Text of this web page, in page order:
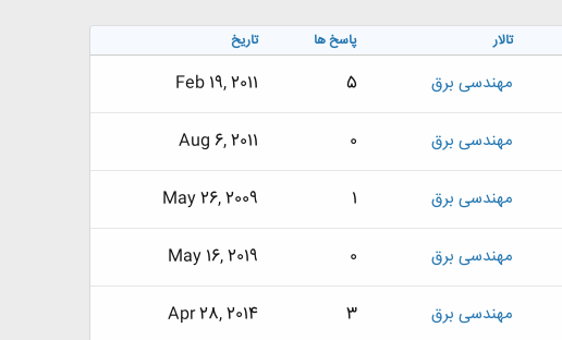
تالار پاسخ ها تاریخ
مهندسی برق 5
Feb 19, 2011
مهندسی برق 0
Aug 6, 2011
مهندسی برق 1
May 26, 2009
مهندسی برق 0
May 16, 2019
مهندسی برق 3
Apr 28, 2014